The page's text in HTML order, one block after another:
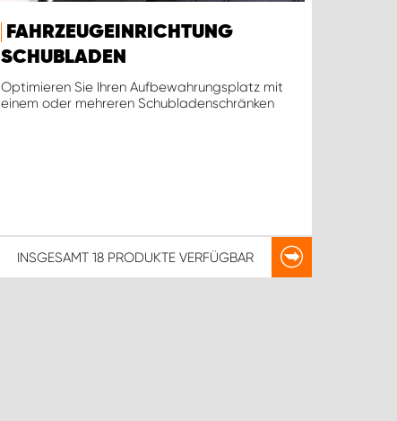
FAHRZEUGEINRICHTUNG
SCHUBLADEN
Optimieren Sie Ihren Aufbewahrungsplatz mit
einem oder mehreren Schubladenschränken
INSGESAMT 18 PRODUKTEVERFÜGBAR